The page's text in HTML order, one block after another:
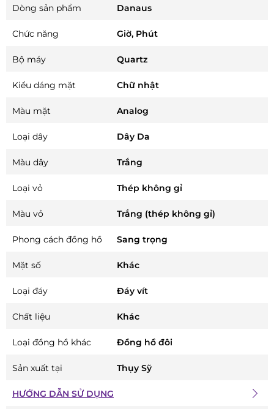
Dòng sản phẩm Danaus
Chức năng Giờ, Phút
Bộ máy Quartz
Kiểu dáng mặt Chữ nhật
Màu mặt Analog
Loại dây Dây Da
Màu dây Trắng
Loại vỏ Thép không gỉ
Màu vỏ Trắng (thép không gỉ)
Phong cách đồng hồ Sang trọng
Mặt số Khác
Loại đáy Đáy vít
Chất liệu Khác
Loại đồng hồ khác Đồng hồ đôi
Sản xuất tại Thụy Sỹ
HƯỚNG DẪN SỬ DỤNG